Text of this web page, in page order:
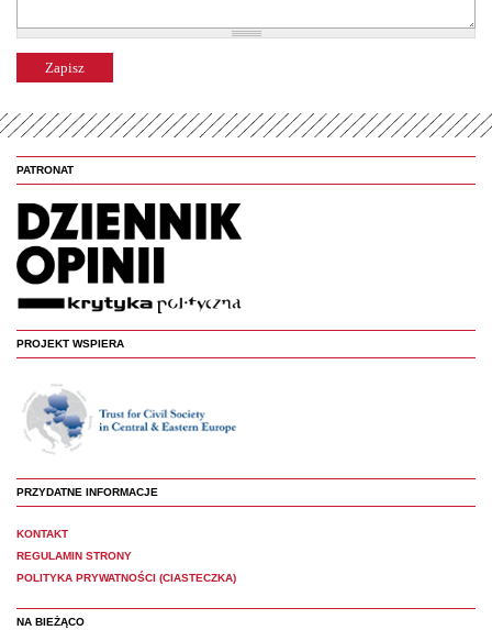
PATRONAT
PROJEKT WSPIERA
PRZYDATNE INFORMACJE
KONTAKT
REGULAMIN STRONY
POLITYKA PRYWATNOŚCI (CIASTECZKA)
NA BIEŻĄCO